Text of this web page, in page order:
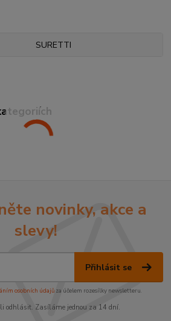
SURETTI
novinky, akce a
slevy!
Přihlásit se
osobních údajůza účelem rozesílky newsletteru.
odhlásit. Zasíláme jednou za 14 dní.